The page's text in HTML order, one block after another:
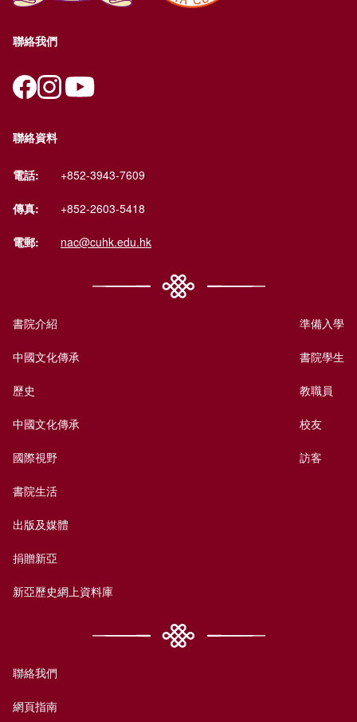
聯絡我們
聯絡資料
電話: +852-3943-7609
傳真: +852-2603-5418
電郵: nac@cuhk.edu.hk
書院介紹
中國文化傳承
歷史
中國文化傳承
國際視野
書院生活
出版及媒體
捐贈新亞
新亞歷史網上資料庫
準備入學
書院學生
教職員
校友
訪客
聯絡我們
網頁指南